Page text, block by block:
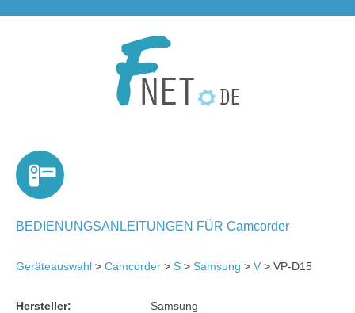
BEDIENUNGSANLEITUNGEN FÜR Camcorder
Geräteauswahl > Camcorder > S > Samsung > V > VP-D15
Hersteller:
Samsung